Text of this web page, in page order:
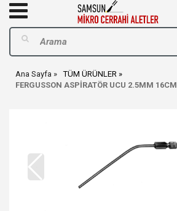
Ana Sayfa
TÜM ÜRÜNLER
FERGUSSON ASPİRATÖR UCU 2.5MM 16CM